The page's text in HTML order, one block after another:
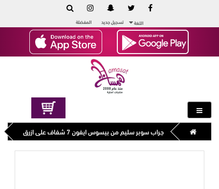
اللغة تسجيل جديد المفضلة
جراب سوبر سليم من بيسوس ايفون 7 شفاف على ازرق